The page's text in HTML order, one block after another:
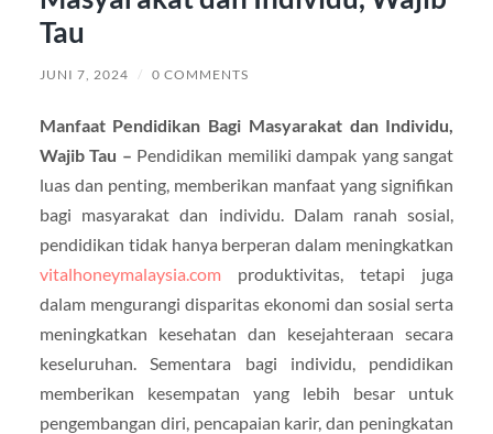
Tau
JUNI 7, 2024 / 0 COMMENTS
Manfaat Pendidikan Bagi Masyarakat dan Individu,
Wajib Tau – Pendidikan memiliki dampak yang sangat
luas dan penting, memberikan manfaat yang signifikan
bagi masyarakat dan individu. Dalam ranah sosial,
pendidikan tidak hanya berperan dalam meningkatkan
vitalhoneymalaysia.com produktivitas, tetapi juga
dalam mengurangi disparitas ekonomi dan sosial serta
meningkatkan kesehatan dan kesejahteraan secara
keseluruhan. Sementara bagi individu, pendidikan
memberikan kesempatan yang lebih besar untuk
pengembangan diri, pencapaian karir, dan peningkatan